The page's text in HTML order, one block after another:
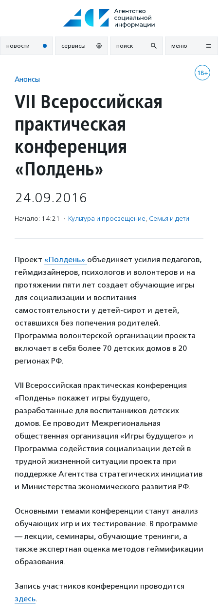
новости сервисы поиск меню
18+
Анонсы
VII Всероссийская
практическая
конференция
«Полдень»
24.09.2016
Начало: 14:21 · Культура и просвещение, Семья и дети
Проект «Полдень» объединяет усилия педагогов,
геймдизайнеров, психологов и волонтеров и на
протяжении пяти лет создает обучающие игры
для социализации и воспитания
самостоятельности у детей-сирот и детей,
оставшихся без попечения родителей.
Программа волонтерской организации проекта
включает в себя более 70 детских домов в 20
регионах РФ.
VII Всероссийская практическая конференция
«Полдень» покажет игры будущего,
разработанные для воспитанников детских
домов. Ее проводит Межрегиональная
общественная организация «Игры будущего» и
Программа содействия социализации детей в
трудной жизненной ситуации проекта при
поддержке Агентства стратегических инициатив
и Министерства экономического развития РФ.
Основными темами конференции станут анализ
обучающих игр и их тестирование. В программе
— лекции, семинары, обучающие тренинги, а
также экспертная оценка методов геймификации
образования.
Запись участников конференции проводится
здесь.